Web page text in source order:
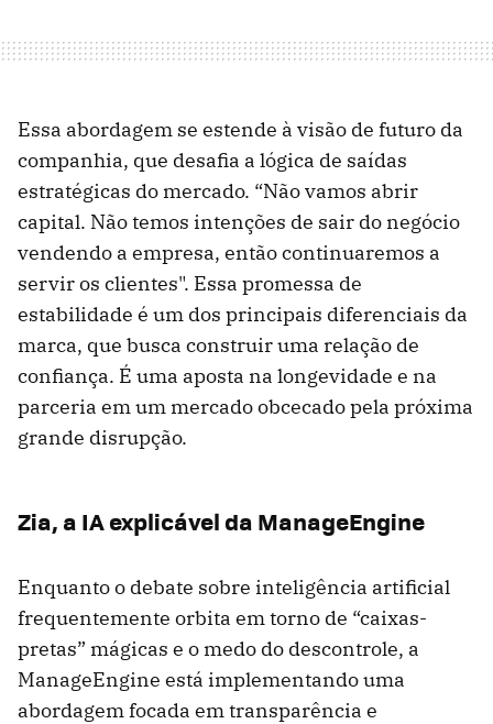
Essa abordagem se estende à visão de futuro da
companhia, que desafia a lógica de saídas
estratégicas do mercado. “Não vamos abrir
capital. Não temos intenções de sair do negócio
vendendo a empresa, então continuaremos a
servir os clientes". Essa promessa de
estabilidade é um dos principais diferenciais da
marca, que busca construir uma relação de
confiança. É uma aposta na longevidade e na
parceria em um mercado obcecado pela próxima
grande disrupção.
Zia, a IA explicável da ManageEngine
Enquanto o debate sobre inteligência artificial
frequentemente orbita em torno de “caixas-
pretas” mágicas e o medo do descontrole, a
ManageEngine está implementando uma
abordagem focada em transparência e